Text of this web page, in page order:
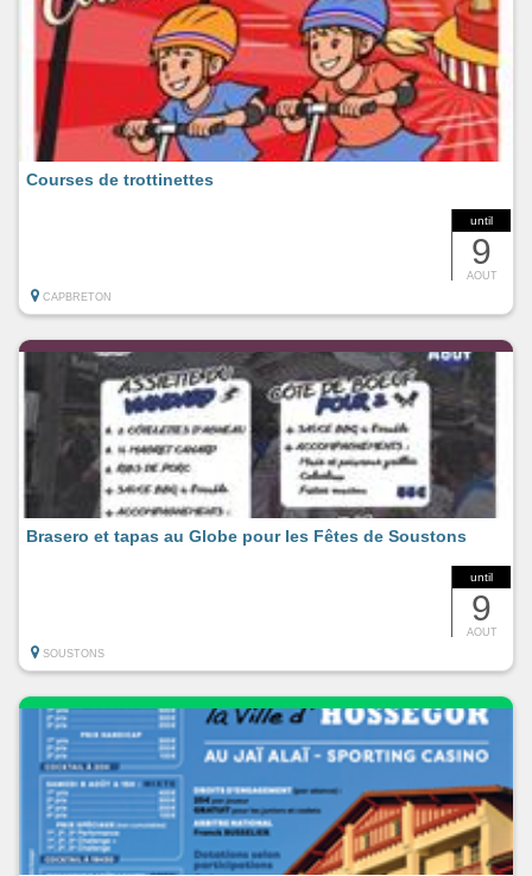
until
9
AOUT
Courses de trottinettes
CAPBRETON
until
9
AOUT
Brasero et tapas au Globe pour les Fêtes de Soustons
SOUSTONS